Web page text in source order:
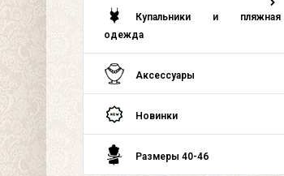
Купальники и пляжная
одежда
Аксессуары
Новинки
Размеры 40-46